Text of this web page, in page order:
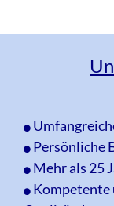
Persönliche
Mehr als 25
Kompetente